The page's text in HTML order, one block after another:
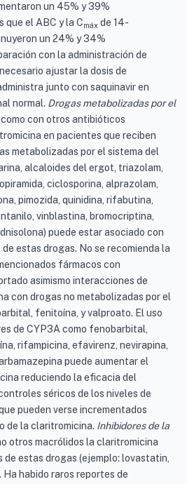
un 45% y 39%
que el ABC y la Cmáx de 14-
un 24% y 34%
con la administración de
ajustar la dosis de
junto con saquinavir en
normal. Drogas metabolizadas por el
con otros antibióticos
en pacientes que reciben
metabolizadas por el sistema del
alcaloides del ergot, triazolam,
ciclosporina, alprazolam,
pimozida, quinidina, rifabutina,
vinblastina, bromocriptina,
puede estar asociado con
estas drogas. No se recomienda la
fármacos con
asimismo interacciones de
con drogas no metabolizadas por el
fenitoína, y valproato. El uso
de CYP3A como fenobarbital,
rifampicina, efavirenz, nevirapina,
puede aumentar el
reduciendo la eficacia del
séricos de los niveles de
pueden verse incrementados
de la claritromicina. Inhibidores de la
otros macrólidos la claritromicina
estas drogas (ejemplo: lovastatin,
habido raros reportes de